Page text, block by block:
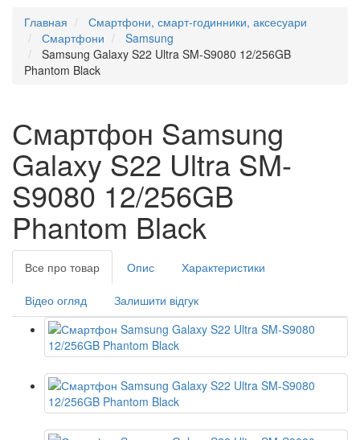
Главная
Смартфони, смарт-годинники, аксесуари
Смартфони
Samsung
Samsung Galaxy S22 Ultra SM-S9080 12/256GB
Phantom Black
Смартфон Samsung
Galaxy S22 Ultra SM-
S9080 12/256GB
Phantom Black
Все про товар Опис Характеристики
Відео огляд Залишити відгук